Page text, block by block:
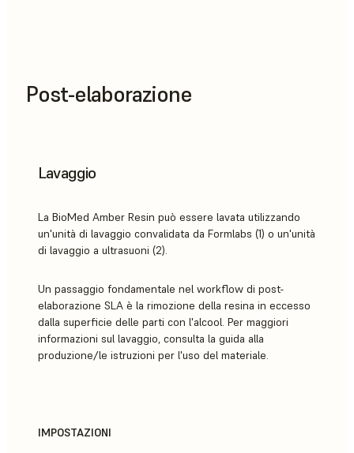
Post-elaborazione
Lavaggio
La BioMed Amber Resin può essere lavata utilizzando
un'unità di lavaggio convalidata da Formlabs (1) o un'unità
di lavaggio a ultrasuoni (2).
Un passaggio fondamentale nel workflow di post-
elaborazione SLA è la rimozione della resina in eccesso
dalla superficie delle parti con l'alcool. Per maggiori
informazioni sul lavaggio, consulta la guida alla
produzione/le istruzioni per l'uso del materiale.
IMPOSTAZIONI